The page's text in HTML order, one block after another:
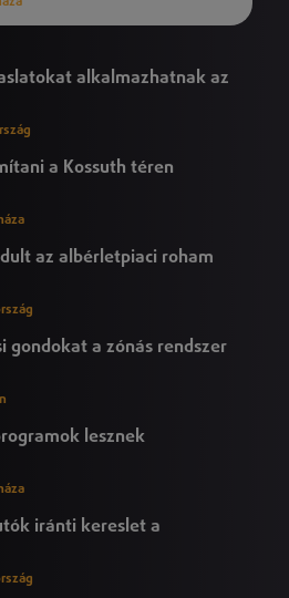
alkalmazhatnak az
a Kossuth téren
az albérletpiaci roham
gondokat a zónás rendszer
lesznek
iránti kereslet a